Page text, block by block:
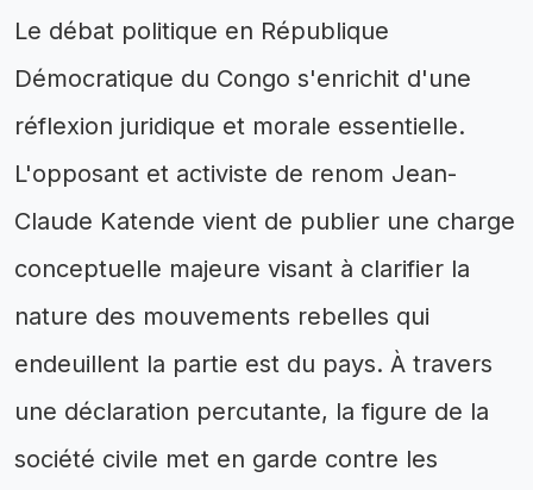
Le débat politique en République
Démocratique du Congo s'enrichit d'une
réflexion juridique et morale essentielle.
L'opposant et activiste de renom Jean-
Claude Katende vient de publier une charge
conceptuelle majeure visant à clarifier la
nature des mouvements rebelles qui
endeuillent la partie est du pays. À travers
une déclaration percutante, la figure de la
société civile met en garde contre les